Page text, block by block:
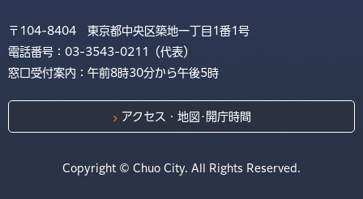
〒104-8404 東京都中央区築地一丁目1番1号
電話番号：03-3543-0211（代表）
窓口受付案内：午前8時30分から午後5時
アクセス・地図･開庁時間
Copyright © Chuo City. All Rights Reserved.